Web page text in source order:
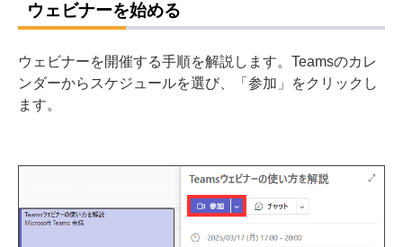
ウェビナーを始める
ウェビナーを開催する手順を解説します。Teamsのカレ
ンダーからスケジュールを選び、「参加」をクリックし
ます。